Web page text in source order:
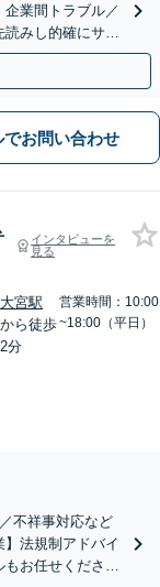
業間トラブル／
みし的確にサポ
駅3分】
でお問い合わせ
インタビューを
見る
大宮駅
から徒歩
2分
営業時間：10:00
~18:00（平日）
不祥事対応など
法規制アドバイ
お任せくださ